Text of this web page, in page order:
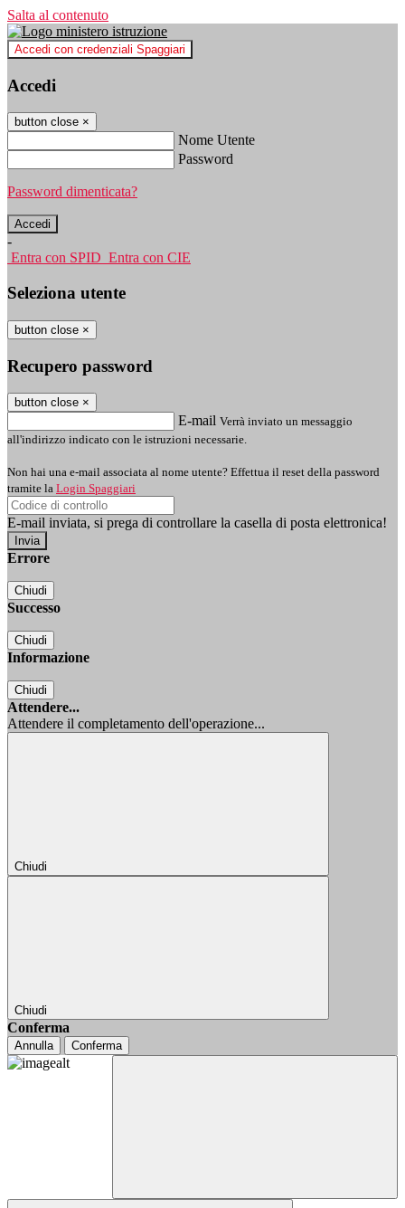
Salta al contenuto
Accedi con credenziali Spaggiari
Accedi
button close ×
Nome Utente
Password
Password dimenticata?
-
Entra con SPID Entra con CIE
Seleziona utente
button close ×
Recupero password
button close ×
E-mail Verrà inviato un messaggio
all'indirizzo indicato con le istruzioni necessarie.
Non hai una e-mail associata al nome utente? Effettua il reset della password
tramite la Login Spaggiari
E-mail inviata, si prega di controllare la casella di posta elettronica!
Errore
Chiudi
Successo
Chiudi
Informazione
Chiudi
Attendere...
Attendere il completamento dell'operazione...
Chiudi
Chiudi
Conferma
Annulla Conferma